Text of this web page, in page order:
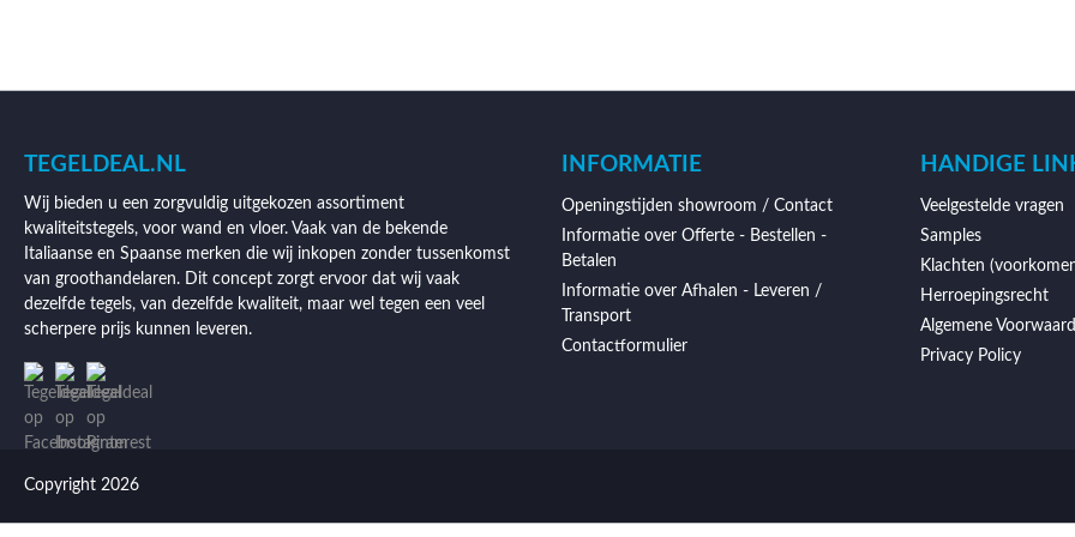
TEGELDEAL.NL
Wij bieden u een zorgvuldig uitgekozen assortiment
kwaliteitstegels, voor wand en vloer. Vaak van de bekende
Italiaanse en Spaanse merken die wij inkopen zonder tussenkomst
van groothandelaren. Dit concept zorgt ervoor dat wij vaak
dezelfde tegels, van dezelfde kwaliteit, maar wel tegen een veel
scherpere prijs kunnen leveren.
INFORMATIE
Openingstijden showroom / Contact
Informatie over Offerte - Bestellen -
Betalen
Informatie over Afhalen - Leveren /
Transport
Contactformulier
HANDIGE
Veelgestelde vragen
Samples
Klachten
Herroepingsrecht
Algemene
Privacy Policy
Copyright 2026